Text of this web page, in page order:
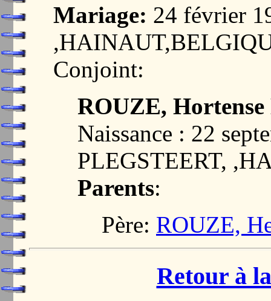
Mariage: 24 février
Conjoint:
ROUZE,
Naissance : 22
PLEGSTEERT,
Parents:
Père: ROUZE,
Retour à